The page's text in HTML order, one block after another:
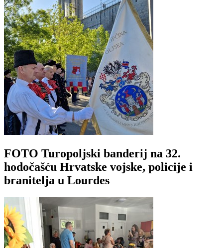
FOTO Turopoljski banderij na 32.
hodočašću Hrvatske vojske, policije i
branitelja u Lourdes